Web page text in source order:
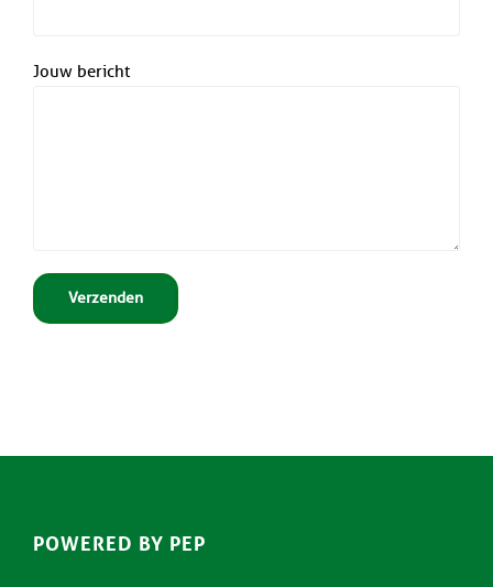
Jouw bericht
POWERED BY PEP